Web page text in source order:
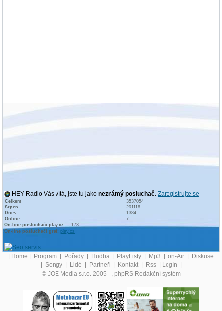
HEY Radio Vás vítá, jste tu jako neznámý posluchač. Zaregistrujte se
Celkem
3537054
Srpen
291118
Dnes
1384
Online
7
On-line posluchači play.cz:
173
On-line posluchači graf: play.cz
Home Program Pořady Hudba PlayListy Mp3 on-Air
Diskuse
Songy Lidé Partneři Kontakt Rss LogIn
© JOE Media s.r.o. 2005 - , phpRS Redakční systém